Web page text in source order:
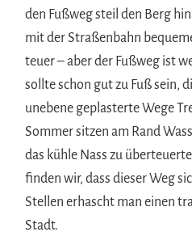
den Fußweg steil den Berg
mit der Straßenbahn
teuer – aber der Fußweg ist
sollte schon gut zu Fuß sein,
unebene geplasterte Wege
Sommer sitzen am Rand
das kühle Nass zu
finden wir, dass dieser Weg
Stellen erhascht man einen
Stadt.